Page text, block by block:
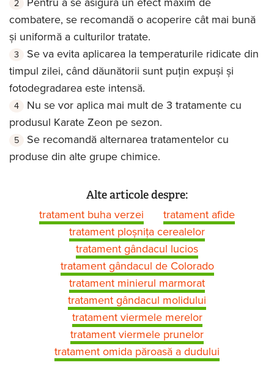
Pentru a se asigura un efect maxim de
combatere, se recomandă o acoperire cât mai bună
și uniformă a culturilor tratate.
Se va evita aplicarea la temperaturile ridicate din
timpul zilei, când dăunătorii sunt puțin expuși și
fotodegradarea este intensă.
Nu se vor aplica mai mult de 3 tratamente cu
produsul Karate Zeon pe sezon.
Se recomandă alternarea tratamentelor cu
produse din alte grupe chimice.
Alte articole despre:
tratament buha verzei
tratament afide
tratament ploșnița cerealelor
tratament gândacul lucios
tratament gândacul de Colorado
tratament minierul marmorat
tratament gândacul molidului
tratament viermele merelor
tratament viermele prunelor
tratament omida păroasă a dudului